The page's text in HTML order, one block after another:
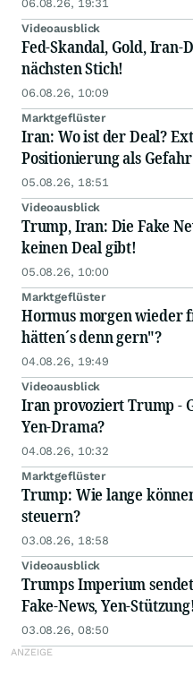
06.08.26, 19:31
Videoausblick
Fed-Skandal, Gold, Iran-
nächsten Stich!
06.08.26, 10:09
Marktgeflüster
Iran: Wo ist der Deal?
Positionierung als
05.08.26, 18:51
Videoausblick
Trump, Iran: Die Fake
keinen Deal gibt!
05.08.26, 10:00
Marktgeflüster
Hormus morgen wieder
hätten´s denn gern"?
04.08.26, 19:49
Videoausblick
Iran provoziert Trump -
Yen-Drama?
04.08.26, 10:32
Marktgeflüster
Trump: Wie lange
steuern?
03.08.26, 18:58
Videoausblick
Trumps Imperium
Fake-News, Yen-Stützung!
03.08.26, 08:50